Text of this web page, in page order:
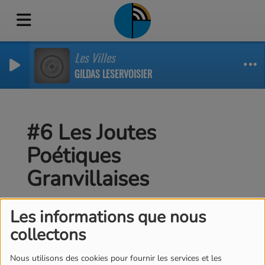
Les informations que nous
collectons
Nous utilisons des cookies pour fournir les services et les
Les Villes
GILDAS LESERVOISIER
#6 Les Joutes
Poétiques
Granvillaises